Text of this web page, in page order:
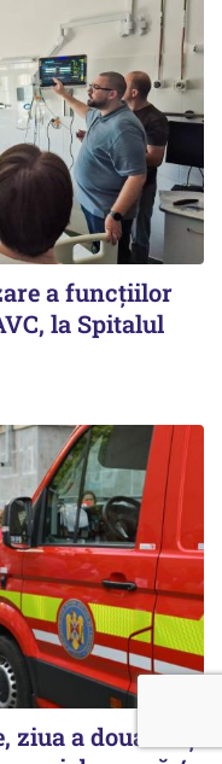
a funcțiilor
la Spitalul
a doua. Câți